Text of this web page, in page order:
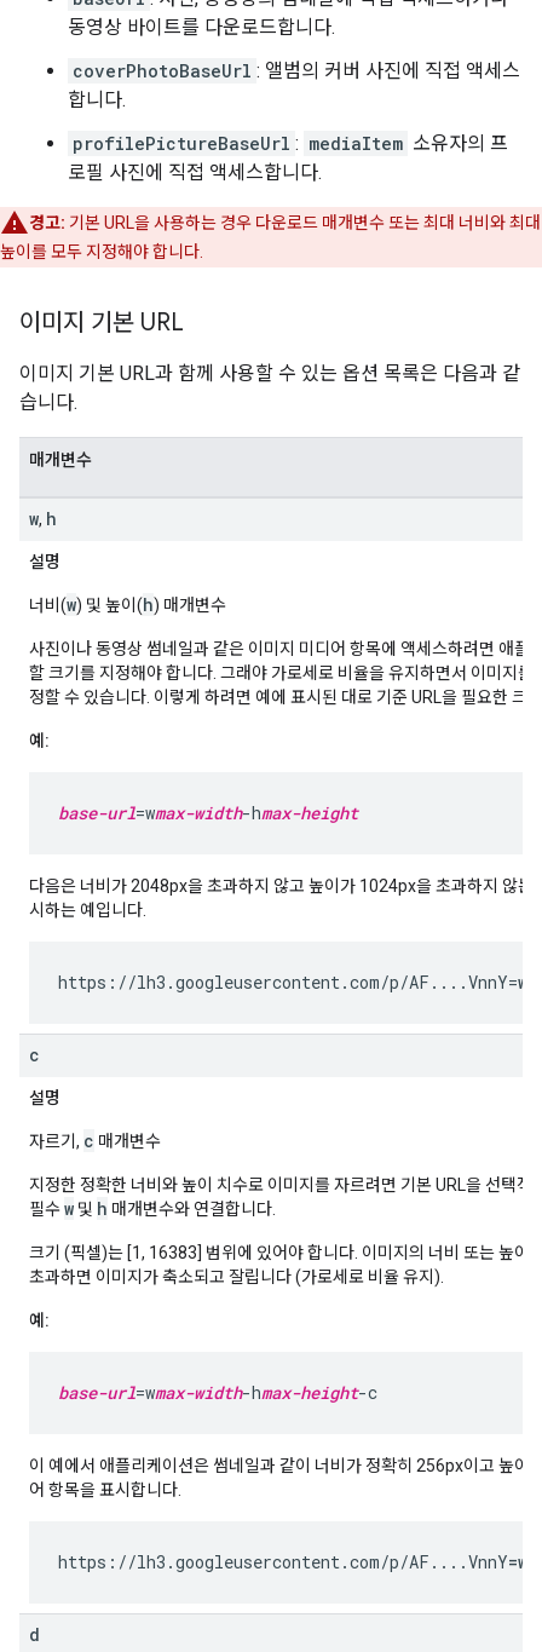
동영상 바이트를 다운로드합니다.
coverPhotoBaseUrl : 앨범의 커버 사진에 직접 액세스
합니다.
profilePictureBaseUrl : mediaItem 소유자의 프
로필 사진에 직접 액세스합니다.
경고: 기본 URL을 사용하는 경우 다운로드 매개변수 또는 최대 너비와 최대
높이를 모두 지정해야 합니다.
이미지 기본 URL
이미지 기본 URL과 함께 사용할 수 있는 옵션 목록은 다음과 같
습니다.
매개변수
w, h
설명
너비(w) 및 높이(h) 매개변수
사진이나 동영상 썸네일과 같은 이미지 미디어 항목에 액세스하려면 애플
할 크기를 지정해야 합니다. 그래야 가로세로 비율을 유지하면서 이미지를
정할 수 있습니다. 이렇게 하려면 예에 표시된 대로 기준 URL을 필요한 크
예:
base-url=wmax-width-hmax-height
다음은 너비가 2048px을 초과하지 않고 높이가 1024px을 초과하지 않는
시하는 예입니다.
https://lh3.googleusercontent.com/p/AF....VnnY=
c
설명
자르기, c 매개변수
지정한 정확한 너비와 높이 치수로 이미지를 자르려면 기본 URL을 선택적
필수w 및 h 매개변수와 연결합니다.
크기 (픽셀)는 [1, 16383] 범위에 있어야 합니다. 이미지의 너비 또는 높이
초과하면 이미지가 축소되고 잘립니다 (가로세로 비율 유지).
예:
base-url=wmax-width-hmax-height
이 예에서 애플리케이션은 썸네일과 같이 너비가 정확히 256px이고 높이
어 항목을 표시합니다.
https://lh3.googleusercontent.com/p/AF....VnnY
d